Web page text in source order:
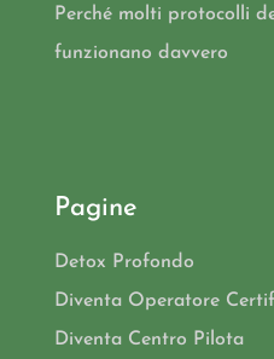
Perché molti protocolli
funzionano davvero
Pagine
Detox Profondo
Diventa Operatore
Diventa Centro Pilota